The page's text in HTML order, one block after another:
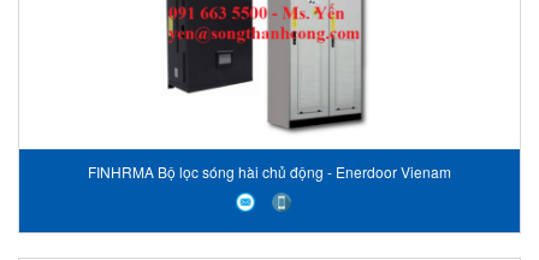
FINHRMA Bộ lọc sóng hài chủ động - Enerdoor Vienam